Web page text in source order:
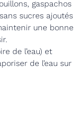
gaspachos
sucres ajoutés
une bonne
de l’eau) et
de l’eau sur